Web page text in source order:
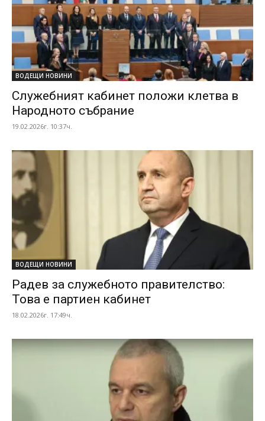
ВОДЕЩИ НОВИНИ
Служебният кабинет положи клетва в
Народното събрание
19.02.2026г. 10:37ч.
ВОДЕЩИ НОВИНИ
Радев за служебното правителство:
Това е партиен кабинет
18.02.2026г. 17:49ч.